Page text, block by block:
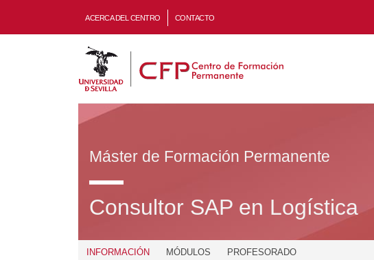
ACERCA DEL CENTRO CONTACTO
Máster de Formación Permanente
Consultor SAP en Logística
INFORMACIÓN MÓDULOS PROFESORADO